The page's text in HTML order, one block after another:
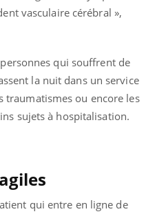
vasculaire cérébral »,
qui souffrent de
la nuit dans un service
traumatismes ou encore les
sujets à hospitalisation.
qui entre en ligne de